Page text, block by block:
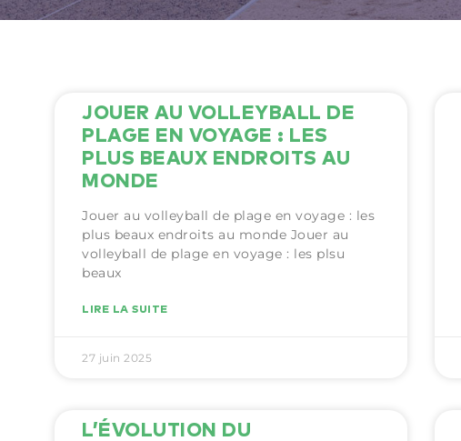
JOUER AU VOLLEYBALL DE
PLAGE EN VOYAGE : LES
PLUS BEAUX ENDROITS AU
MONDE
Jouer au volleyball de plage en voyage : les
plus beaux endroits au monde Jouer au
volleyball de plage en voyage : les plsu
beaux
LIRE LA SUITE
27 juin 2025
L’ÉVOLUTION DU